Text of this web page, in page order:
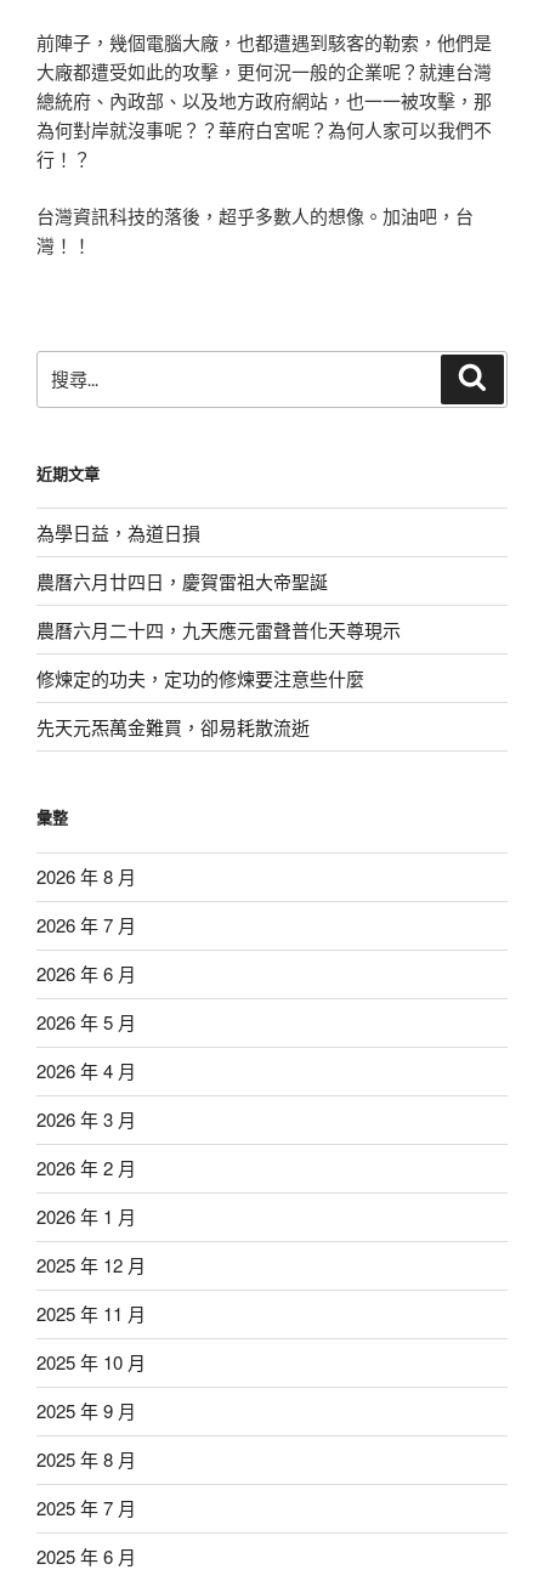
前陣子，幾個電腦大廠，也都遭遇到駭客的勒索，他們是
大廠都遭受如此的攻擊，更何況一般的企業呢？就連台灣
總統府、內政部、以及地方政府網站，也一一被攻擊，那
為何對岸就沒事呢？？華府白宮呢？為何人家可以我們不
行！？
台灣資訊科技的落後，超乎多數人的想像。加油吧，台
灣！！
尋
字:
近期文章
為學日益，為道日損
農曆六月廿四日，慶賀雷祖大帝聖誕
農曆六月二十四，九天應元雷聲普化天尊現示
修煉定的功夫，定功的修煉要注意些什麼
先天元炁萬金難買，卻易耗散流逝
彙整
2026 年 8 月
2026 年 7 月
2026 年 6 月
2026 年 5 月
2026 年 4 月
2026 年 3 月
2026 年 2 月
2026 年 1 月
2025 年 12 月
2025 年 11 月
2025 年 10 月
2025 年 9 月
2025 年 8 月
2025 年 7 月
2025 年 6 月